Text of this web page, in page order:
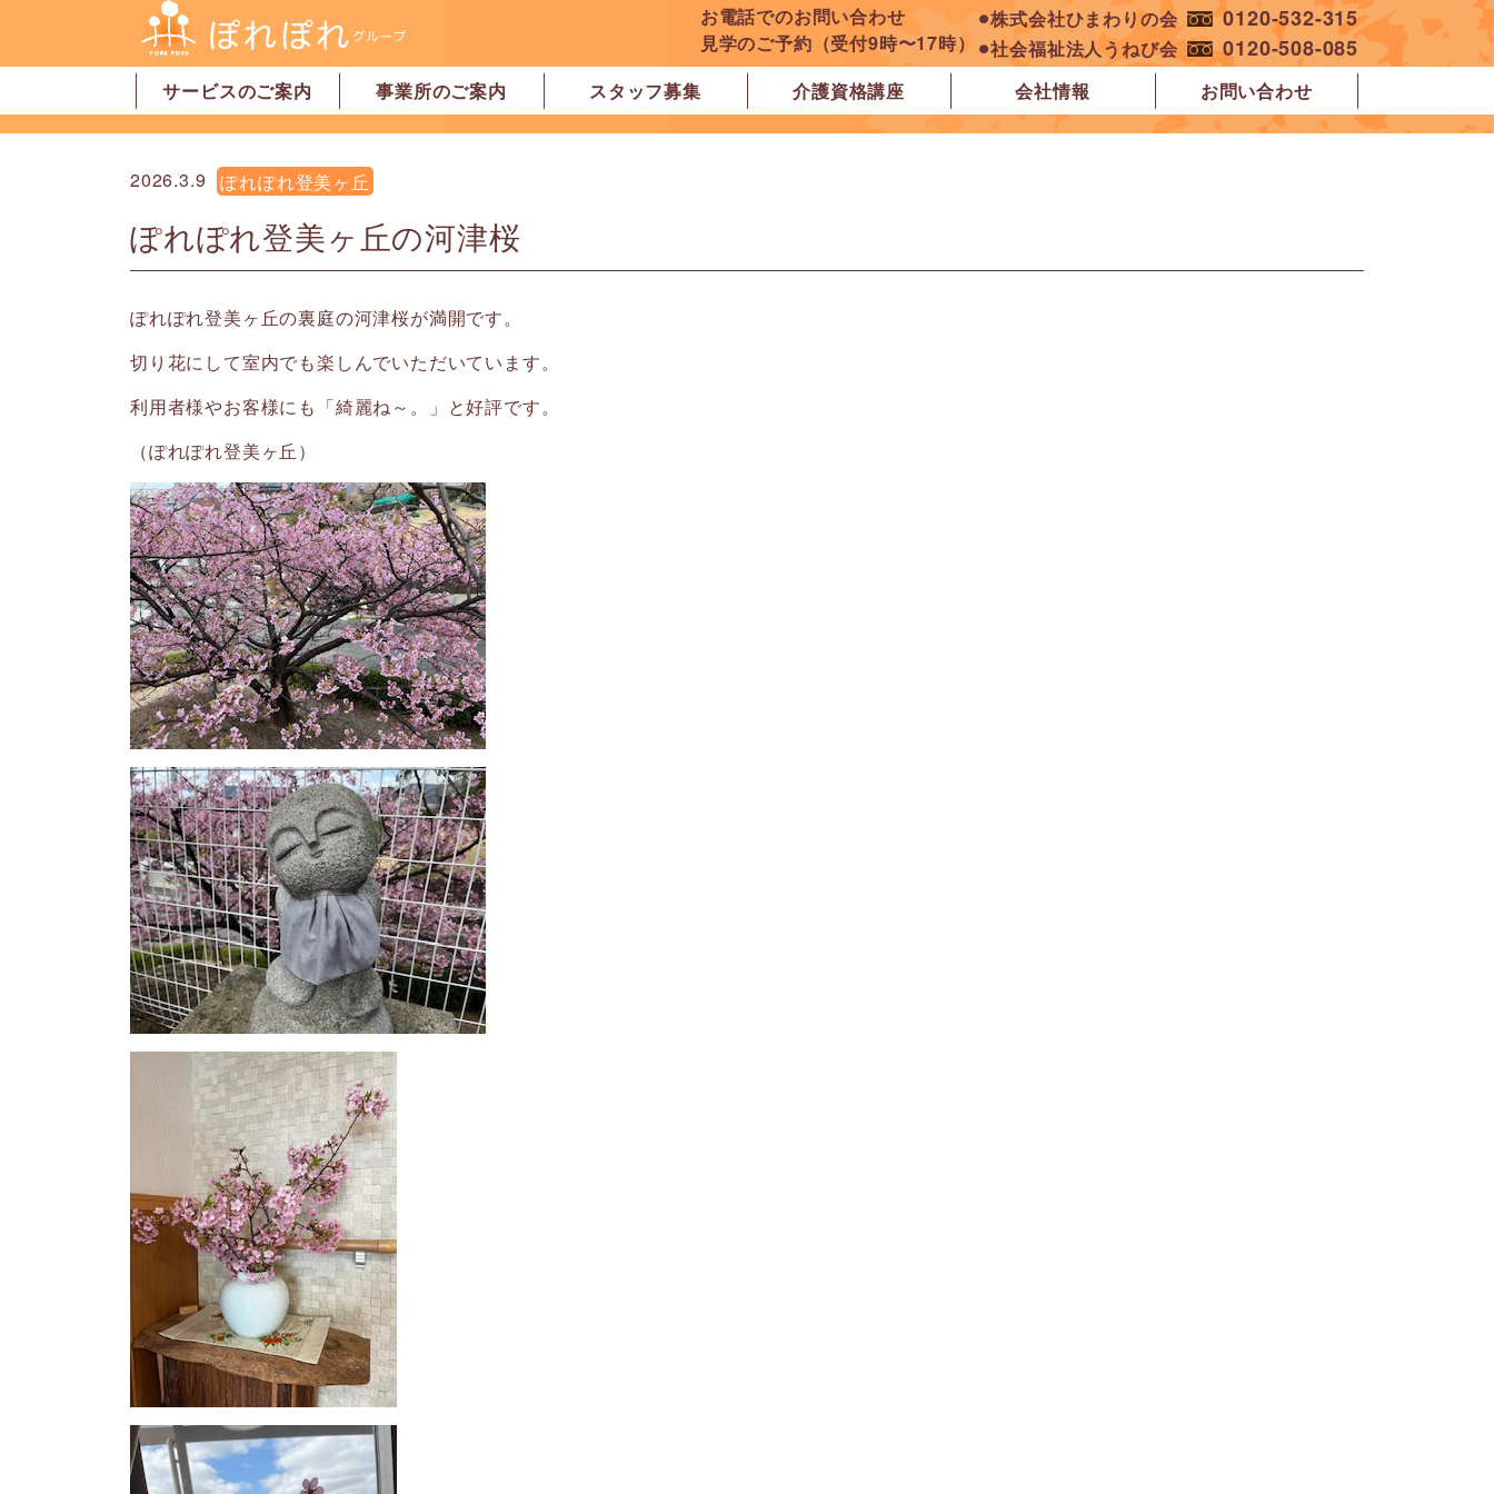
お電話でのお問い合わせ
見学のご予約（受付9時〜17時）
⚫︎株式会社ひまわりの会 0120-532-315
⚫︎社会福祉法人うねび会 0120-508-085
サービスのご案内
居宅介護支援
訪問介護
訪問看護
デイサービス
グループホーム
地域密着型特別養護老人ホーム
ショートステイ
有料老人ホーム
サービス付高齢者向け住宅
家事代行サービス
「認可」小規模保育園
事業所のご案内
事業所一覧・奈良市
ぽれぽれ学園前レジデンス
ぽれぽれ登美ヶ丘
ぽれぽれ四条大路
ぽれぽれ東登美ヶ丘
ぽれぽれケアセンター青山
事業所一覧・橿原市 ぽれぽれ中和
ぽれぽれ橿原在宅支援相談センター
ぽれぽれケアセンター 白橿
ぽれぽれ白橿コンフォート
ぽれぽれ八木西スクエア
橿原市地域包括支援センター北エリア
スタッフ募集 介護資格講座 会社情報 お問い合わせ
2026.3.9 ぽれぽれ登美ヶ丘
ぽれぽれ登美ヶ丘の河津桜
ぽれぽれ登美ヶ丘の裏庭の河津桜が満開です。
切り花にして室内でも楽しんでいただいています。
利用者様やお客様にも「綺麗ね～。」と好評です。
（ぽれぽれ登美ヶ丘）